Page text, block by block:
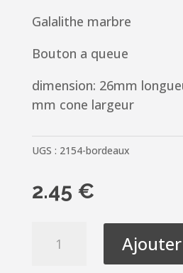
Galalithe marbre
Bouton a queue
dimension: 26mm
mm cone largeur
UGS : 2154-bordeaux
2.45 €